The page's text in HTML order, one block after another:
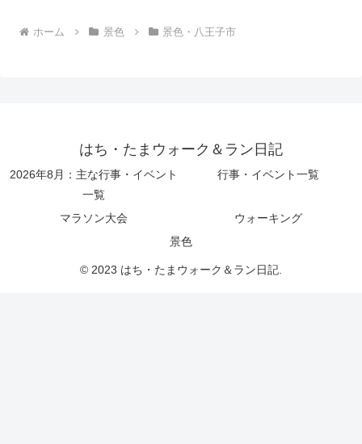
ホーム 景色 景色・八王子市
はち・たまウォーク＆ラン日記
2026年8月：主な行事・イベント
一覧
行事・イベント一覧
マラソン大会
ウォーキング
景色
© 2023 はち・たまウォーク＆ラン日記.